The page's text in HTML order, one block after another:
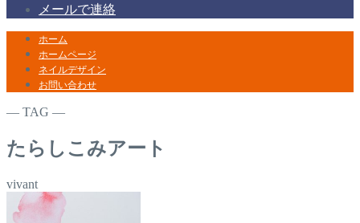
メールで連絡
ホーム
ホームページ
ネイルデザイン
お問い合わせ
― TAG ―
たらしこみアート
vivant